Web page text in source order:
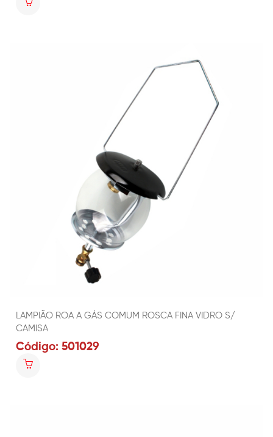
LAMPIÃO ROA A GÁS COMUM ROSCA FINA VIDRO S/
CAMISA
Código: 501029